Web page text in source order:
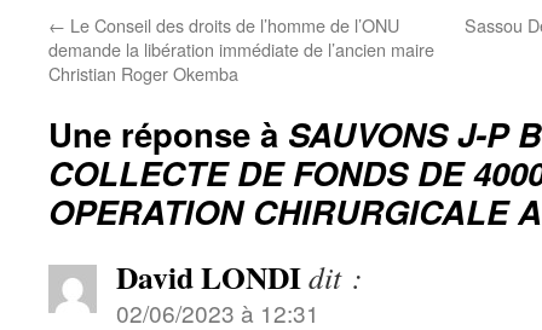
← Le Conseil des droits de l’homme de l’ONU
demande la libération immédiate de l’ancien maire
Christian Roger Okemba
Sassou
Une réponse à SAUVONS J-P
COLLECTE DE FONDS DE
OPERATION CHIRURGICALE
David LONDIdit :
02/06/2023 à 12:31